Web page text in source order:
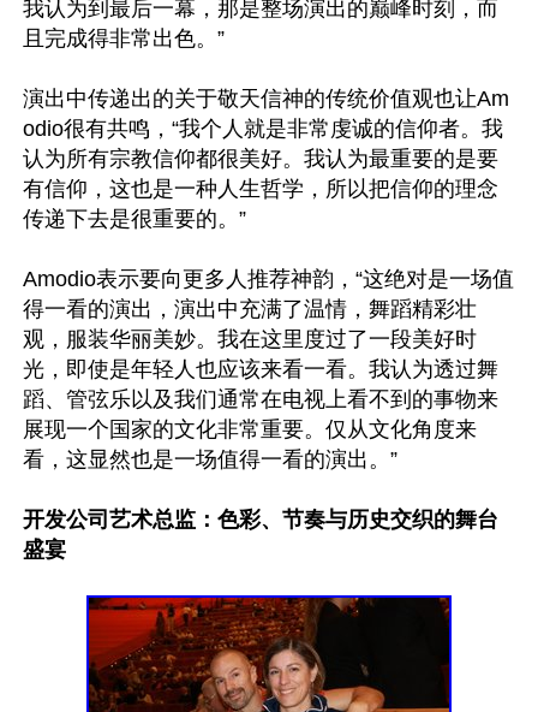
我认为到最后一幕，那是整场演出的巅峰时刻，而
且完成得非常出色。”
演出中传递出的关于敬天信神的传统价值观也让Am
odio很有共鸣，“我个人就是非常虔诚的信仰者。我
认为所有宗教信仰都很美好。我认为最重要的是要
有信仰，这也是一种人生哲学，所以把信仰的理念
传递下去是很重要的。”
Amodio表示要向更多人推荐神韵，“这绝对是一场值
得一看的演出，演出中充满了温情，舞蹈精彩壮
观，服装华丽美妙。我在这里度过了一段美好时
光，即使是年轻人也应该来看一看。我认为透过舞
蹈、管弦乐以及我们通常在电视上看不到的事物来
展现一个国家的文化非常重要。仅从文化角度来
看，这显然也是一场值得一看的演出。”
开发公司艺术总监：色彩、节奏与历史交织的舞台
盛宴